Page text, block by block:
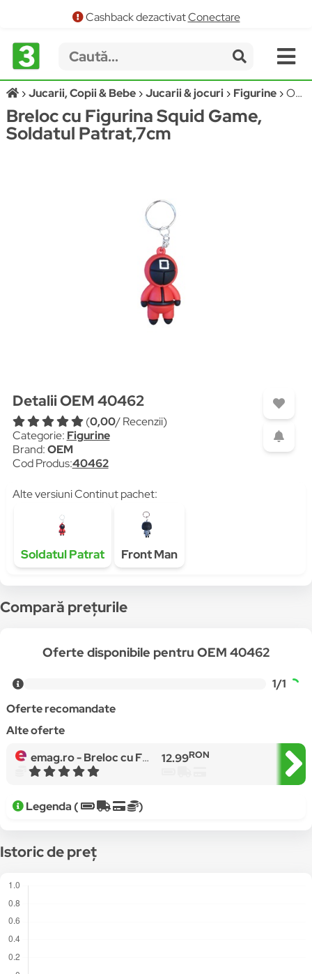
Cashback dezactivatConectare
Jucarii, Copii & Bebe Jucarii & jocuri Figurine OEM 40462
Breloc cu Figurina Squid Game,
Soldatul Patrat,7cm
Detalii OEM 40462
(0,00/ Recenzii)
Categorie: Figurine
Brand:OEM
Cod Produs:40462
Alte versiuni Continut pachet:
Soldatul Patrat Front Man
Compară prețurile
Oferte disponibile pentru OEM 40462
1/1
Oferte recomandate
Alte oferte
emag.ro -Breloc cu Figurina Squid Game, Soldatul Patrat,7cm 12.99RON
Legenda ( )
Istoric de preț